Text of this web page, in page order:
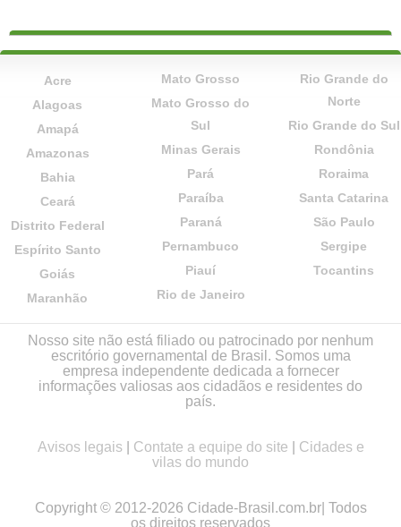
Acre
Alagoas
Amapá
Amazonas
Bahia
Ceará
Distrito Federal
Espírito Santo
Goiás
Maranhão
Mato Grosso
Mato Grosso do
Sul
Minas Gerais
Pará
Paraíba
Paraná
Pernambuco
Piauí
Rio de Janeiro
Rio Grande do
Norte
Rio Grande do Sul
Rondônia
Roraima
Santa Catarina
São Paulo
Sergipe
Tocantins
Nosso site não está filiado ou patrocinado por nenhum
escritório governamental de Brasil. Somos uma
empresa independente dedicada a fornecer
informações valiosas aos cidadãos e residentes do
país.
Avisos legais Contate a equipe do site
Cidades e
vilas do mundo
Copyright © 2012-2026 Cidade-Brasil.com.br| Todos
os direitos reservados